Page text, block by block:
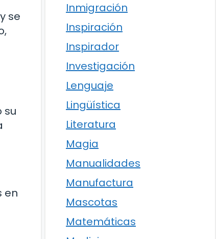
se
su
en
Inmigración
Inspiración
Inspirador
Investigación
Lenguaje
Lingüística
Literatura
Magia
Manualidades
Manufactura
Mascotas
Matemáticas